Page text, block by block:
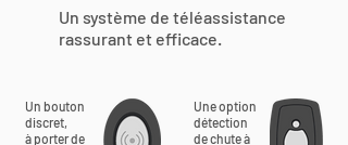
Un système de téléassistance
rassurant et efficace.
Un bouton
discret,
à porter de
Une option
détection
de chute à